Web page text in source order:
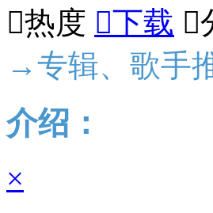
热度 下载 
→专辑、歌手
介绍：
×